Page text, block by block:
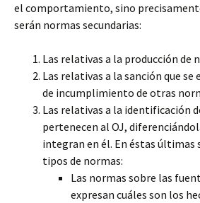
el comportamiento, sino
serán normas secundarias:
Las relativas a la producción de
Las relativas a la sanción que se
de incumplimiento de otras
Las relativas a la identificación
pertenecen al OJ,
integran en él. En éstas últimas
tipos de normas:
Las normas sobre las
expresan cuáles son los